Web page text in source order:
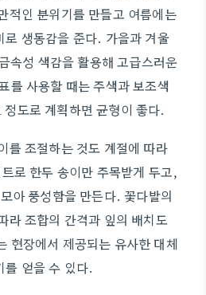
적인 분위기를 만들고 여름에는
로 생동감을 준다. 가을과 겨울
속성 색감을 활용해 고급스러운
를 사용할 때는 주색과 보조색
도로 계획하면 균형이 좋다.
를 조절하는 것도 계절에 따라
로 한두 송이만 주목받게 두고,
아 풍성함을 만든다. 꽃다발의
라 조합의 간격과 잎의 배치도
현장에서 제공되는 유사한 대체
를 얻을 수 있다.